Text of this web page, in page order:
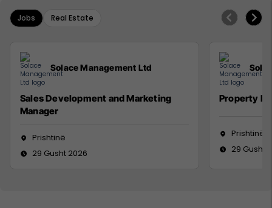
Jobs Real Estate
Solace Management Ltd
Sales Development and Marketing
Manager
Prishtinë
29 Gusht 2026
Property
Prishtinë
29 Gusht